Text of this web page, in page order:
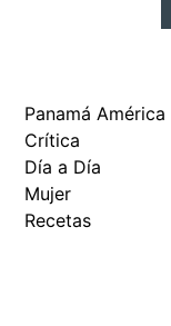
Panamá América
Crítica
Día a Día
Mujer
Recetas